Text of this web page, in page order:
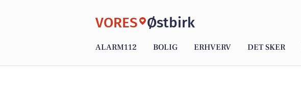
VORES Østbirk
ALARM112 BOLIG ERHVERV DET SKER